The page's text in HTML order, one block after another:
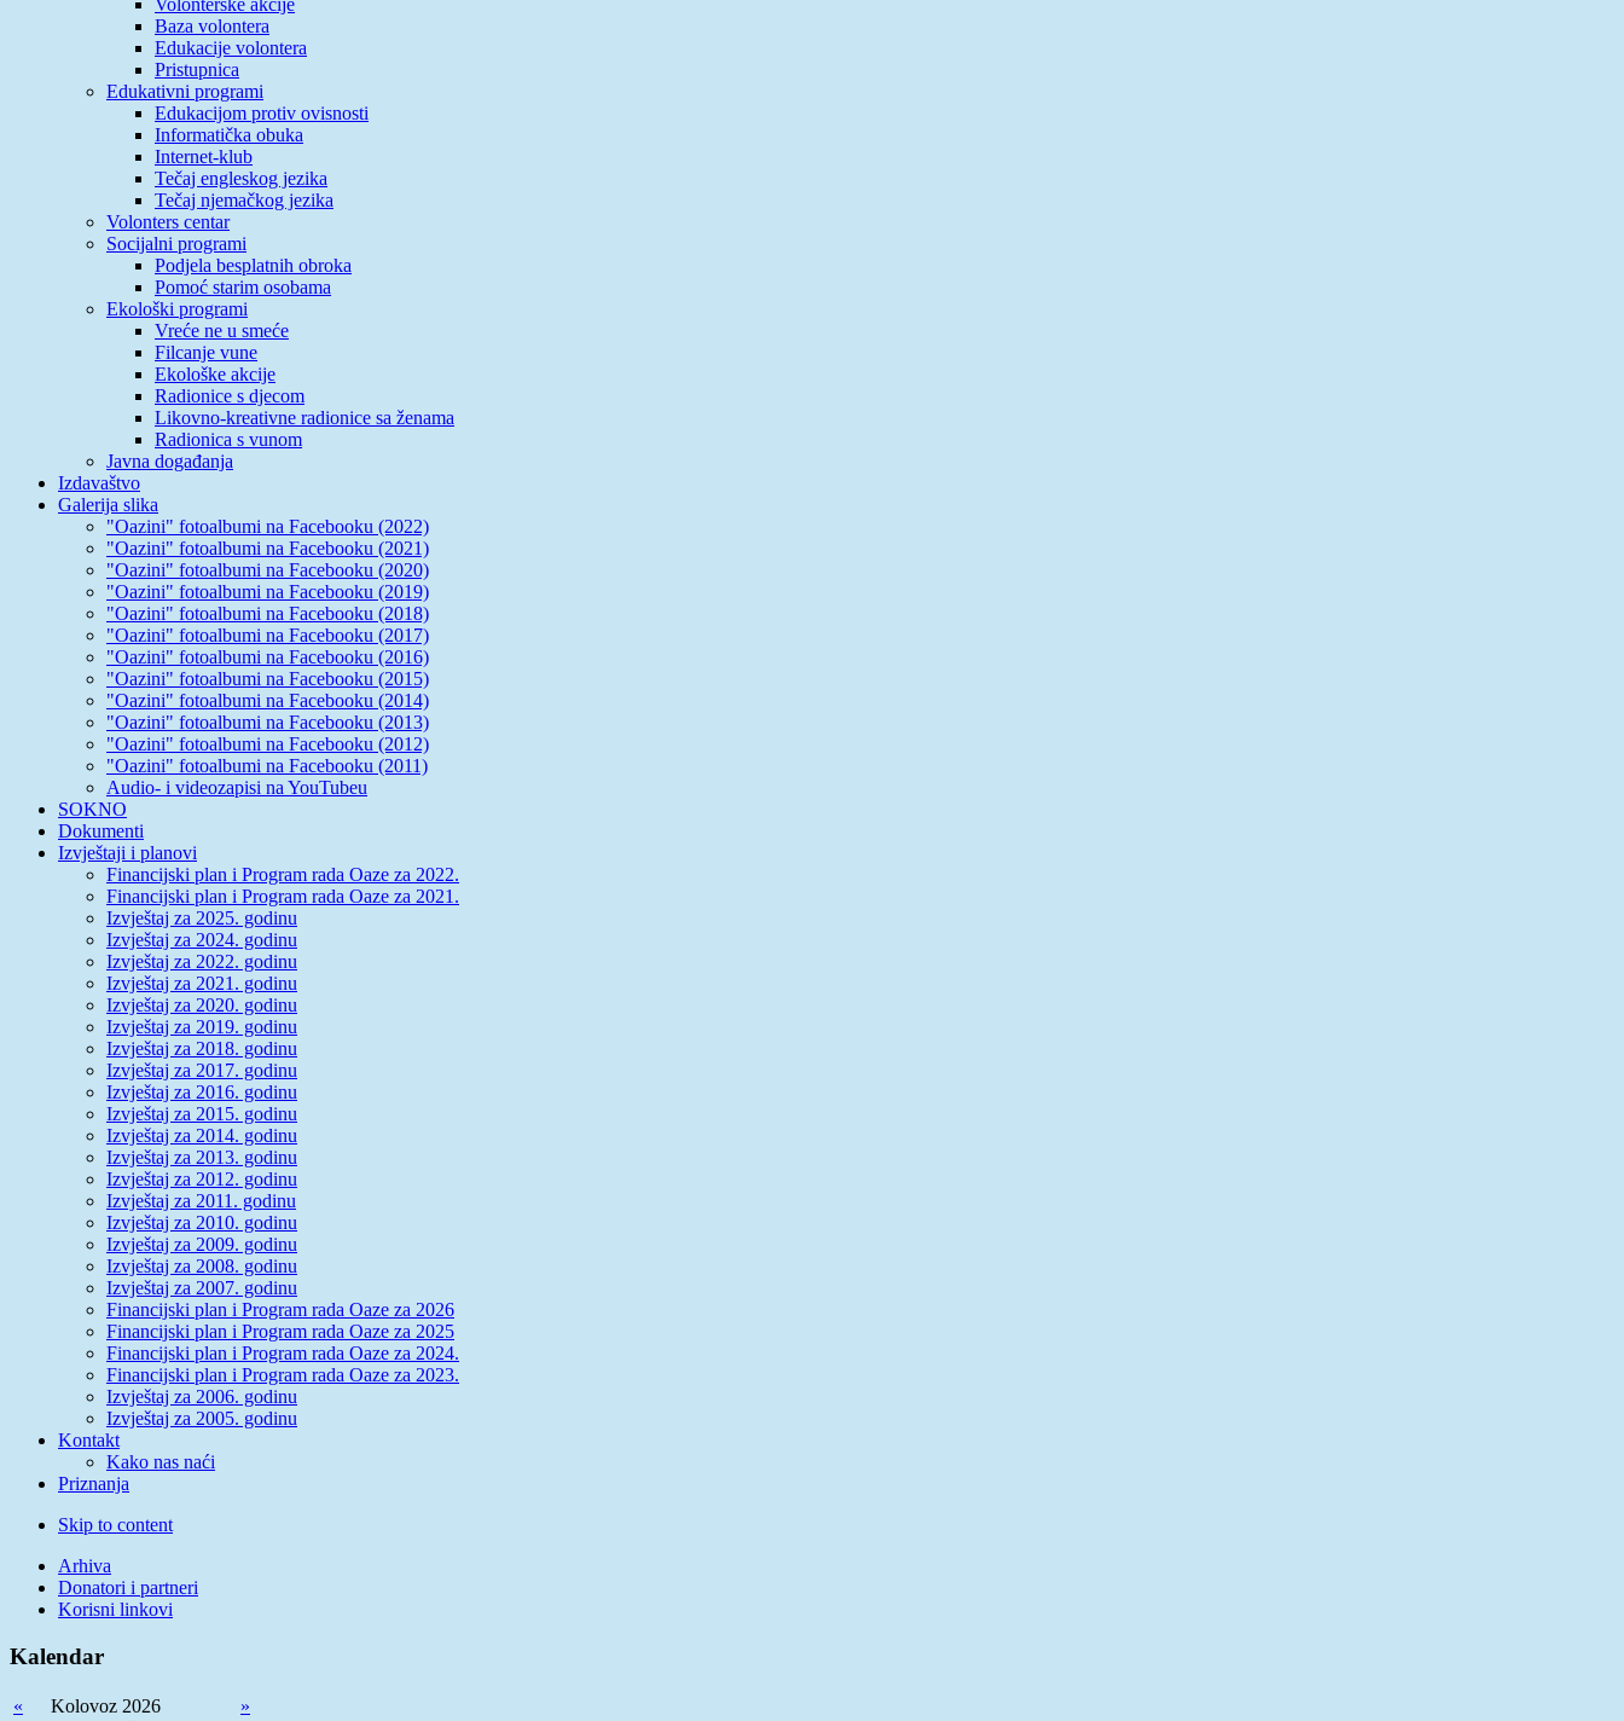
Baza volontera
Edukacije volontera
Pristupnica
Edukativni programi
Edukacijom protiv ovisnosti
Informatička obuka
Internet-klub
Tečaj engleskog jezika
Tečaj njemačkog jezika
Volonters centar
Socijalni programi
Podjela besplatnih obroka
Pomoć starim osobama
Ekološki programi
Vreće ne u smeće
Filcanje vune
Ekološke akcije
Radionice s djecom
Likovno-kreativne radionice sa ženama
Radionica s vunom
Javna događanja
Izdavaštvo
Galerija slika
"Oazini" fotoalbumi na Facebooku (2022)
"Oazini" fotoalbumi na Facebooku (2021)
"Oazini" fotoalbumi na Facebooku (2020)
"Oazini" fotoalbumi na Facebooku (2019)
"Oazini" fotoalbumi na Facebooku (2018)
"Oazini" fotoalbumi na Facebooku (2017)
"Oazini" fotoalbumi na Facebooku (2016)
"Oazini" fotoalbumi na Facebooku (2015)
"Oazini" fotoalbumi na Facebooku (2014)
"Oazini" fotoalbumi na Facebooku (2013)
"Oazini" fotoalbumi na Facebooku (2012)
"Oazini" fotoalbumi na Facebooku (2011)
Audio- i videozapisi na YouTubeu
SOKNO
Dokumenti
Izvještaji i planovi
Financijski plan i Program rada Oaze za 2022.
Financijski plan i Program rada Oaze za 2021.
Izvještaj za 2025. godinu
Izvještaj za 2024. godinu
Izvještaj za 2022. godinu
Izvještaj za 2021. godinu
Izvještaj za 2020. godinu
Izvještaj za 2019. godinu
Izvještaj za 2018. godinu
Izvještaj za 2017. godinu
Izvještaj za 2016. godinu
Izvještaj za 2015. godinu
Izvještaj za 2014. godinu
Izvještaj za 2013. godinu
Izvještaj za 2012. godinu
Izvještaj za 2011. godinu
Izvještaj za 2010. godinu
Izvještaj za 2009. godinu
Izvještaj za 2008. godinu
Izvještaj za 2007. godinu
Financijski plan i Program rada Oaze za 2026
Financijski plan i Program rada Oaze za 2025
Financijski plan i Program rada Oaze za 2024.
Financijski plan i Program rada Oaze za 2023.
Izvještaj za 2006. godinu
Izvještaj za 2005. godinu
Kontakt
Kako nas naći
Priznanja
Skip to content
Arhiva
Donatori i partneri
Korisni linkovi
Kalendar
« Kolovoz 2026
»